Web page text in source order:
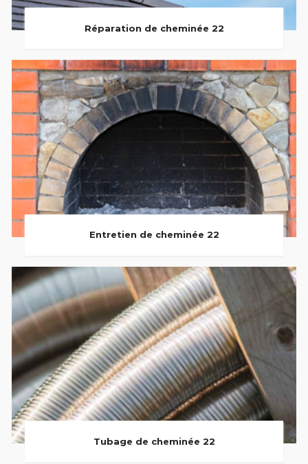
Réparation de cheminée 22
Entretien de cheminée 22
Tubage de cheminée 22